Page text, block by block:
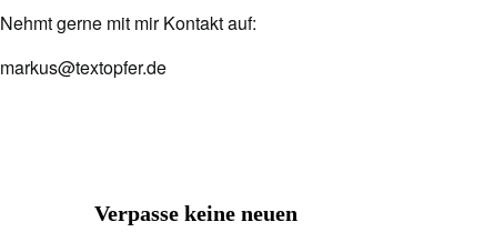
Nehmt gerne mit mir Kontakt auf:
markus@textopfer.de
Verpasse keine neuen